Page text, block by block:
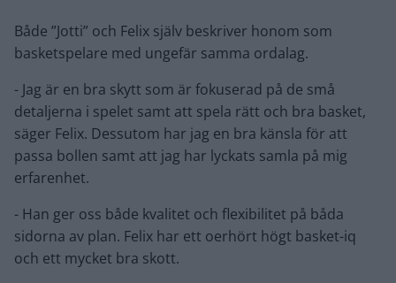
Både ”Jotti” och Felix själv beskriver honom som
basketspelare med ungefär samma ordalag.
- Jag är en bra skytt som är fokuserad på de små
detaljerna i spelet samt att spela rätt och bra basket,
säger Felix. Dessutom har jag en bra känsla för att
passa bollen samt att jag har lyckats samla på mig
erfarenhet.
- Han ger oss både kvalitet och flexibilitet på båda
sidorna av plan. Felix har ett oerhört högt basket-iq
och ett mycket bra skott.